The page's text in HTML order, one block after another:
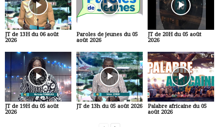
JT de 13H du 06 août
2026
Paroles de jeunes du 05
août 2026
JT de 20H du 05 août
2026
JT de 19H du 05 août
2026
JT de 13h du 05 août 2026
Palabre africaine du 05
août 2026